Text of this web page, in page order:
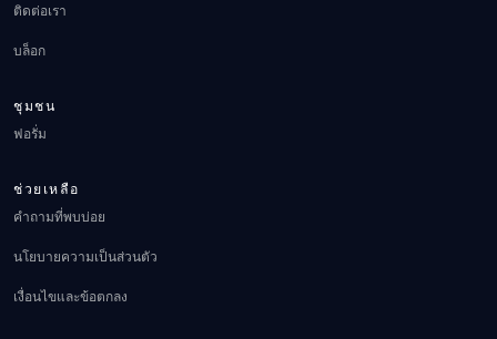
ติดต่อเรา
บล็อก
ชุมชน
ฟอรั่ม
ช่วยเหลือ
คำถามที่พบบ่อย
นโยบายความเป็นส่วนตัว
เงื่อนไขและข้อตกลง